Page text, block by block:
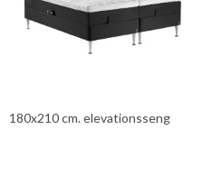
180x210 cm. elevationsseng